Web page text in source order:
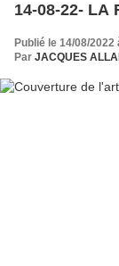
14-08-22- LA
Publié le 14/08/2022
Par JACQUES